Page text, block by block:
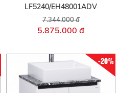
LF5240/EH48001ADV
7.344.000 đ
5.875.000 đ
-20%